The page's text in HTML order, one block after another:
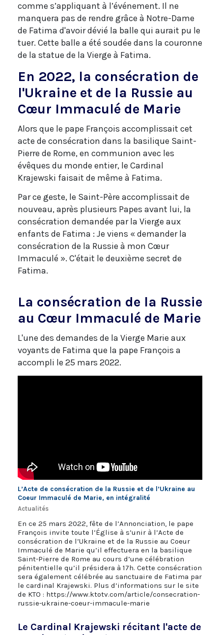
comme s’appliquant à l’événement. Il ne
manquera pas de rendre grâce à Notre-Dame
de Fatima d'avoir dévié la balle qui aurait pu le
tuer. Cette balle a été soudée dans la couronne
de la statue de la Vierge à Fatima.
En 2022, la consécration de
l'Ukraine et de la Russie au
Cœur Immaculé de Marie
Alors que le pape François accomplissait cet
acte de consécration dans la basilique Saint-
Pierre de Rome, en communion avec les
évêques du monde entier, le Cardinal
Krajewski faisait de même à Fatima.
Par ce geste, le Saint-Père accomplissait de
nouveau, après plusieurs Papes avant lui, la
consécration demandée par la Vierge aux
enfants de Fatima : Je viens « demander la
consécration de la Russie à mon Cœur
Immaculé ». C'était le deuxième secret de
Fatima.
La consécration de la Russie
au Cœur Immaculé de Marie
L'une des demandes de la Vierge Marie aux
voyants de Fatima que la pape François a
accompli le 25 mars 2022.
L’Acte de consécration de la Russie et de l’Ukraine au
Coeur Immaculé de Marie, en intégralité
Actualités
En ce 25 mars 2022, fête de l’Annonciation, le pape
François invite toute l’Église à s’unir à l’Acte de
consécration de l’Ukraine et de la Russie au Coeur
Immaculé de Marie qu’il effectuera en la basilique
Saint-Pierre de Rome au cours d’une célébration
pénitentielle qu’il présidera à 17h. Cette consécration
sera également célébrée au sanctuaire de Fatima par
le cardinal Krajewski. Plus d’informations sur le site
de KTO : https://www.ktotv.com/article/consecration-
russie-ukraine-coeur-immacule-marie
Le Cardinal Krajewski récitant l'acte de